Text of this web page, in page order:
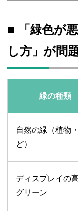
■ 「緑色が
し方」が問
緑の種類
自然の緑（植物
ど）
ディスプレイの
グリーン